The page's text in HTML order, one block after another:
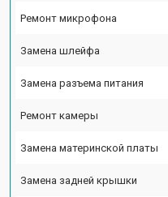
Ремонт микрофона
Замена шлейфа
Замена разъема питания
Ремонт камеры
Замена материнской платы
Замена задней крышки